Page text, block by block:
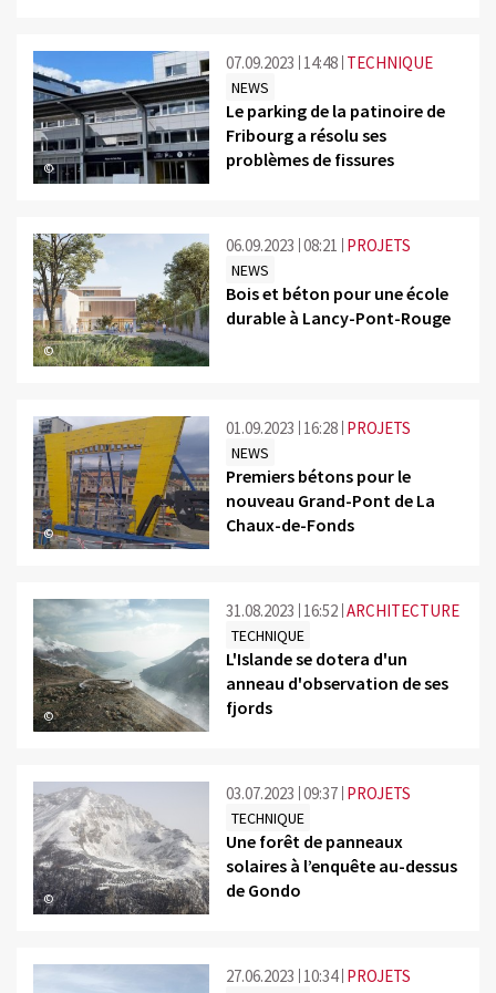
©
07.09.2023 14:48 TECHNIQUE
NEWS
Le parking de la patinoire de
Fribourg a résolu ses
problèmes de fissures
©
06.09.2023 08:21 PROJETS
NEWS
Bois et béton pour une école
durable à Lancy-Pont-Rouge
©
01.09.2023 16:28 PROJETS
NEWS
Premiers bétons pour le
nouveau Grand-Pont de La
Chaux-de-Fonds
©
31.08.2023 16:52 ARCHITECTURE
TECHNIQUE
L'Islande se dotera d'un
anneau d'observation de ses
fjords
©
03.07.2023 09:37 PROJETS
TECHNIQUE
Une forêt de panneaux
solaires à l’enquête au-dessus
de Gondo
27.06.2023 10:34 PROJETS